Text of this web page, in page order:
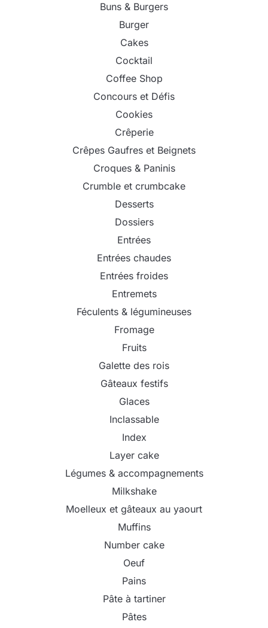
Buns & Burgers
Burger
Cakes
Cocktail
Coffee Shop
Concours et Défis
Cookies
Crêperie
Crêpes Gaufres et Beignets
Croques & Paninis
Crumble et crumbcake
Desserts
Dossiers
Entrées
Entrées chaudes
Entrées froides
Entremets
Féculents & légumineuses
Fromage
Fruits
Galette des rois
Gâteaux festifs
Glaces
Inclassable
Index
Layer cake
Légumes & accompagnements
Milkshake
Moelleux et gâteaux au yaourt
Muffins
Number cake
Oeuf
Pains
Pâte à tartiner
Pâtes